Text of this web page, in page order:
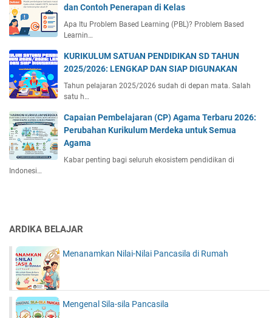
dan Contoh Penerapan di Kelas
Apa Itu Problem Based Learning (PBL)? Problem Based
Learnin…
KURIKULUM SATUAN PENDIDIKAN SD TAHUN
2025/2026: LENGKAP DAN SIAP DIGUNAKAN
Tahun pelajaran 2025/2026 sudah di depan mata. Salah
satu h…
Capaian Pembelajaran (CP) Agama Terbaru 2026:
Perubahan Kurikulum Merdeka untuk Semua
Agama
Kabar penting bagi seluruh ekosistem pendidikan di
Indonesi…
ARDIKA BELAJAR
Menanamkan Nilai-Nilai Pancasila di Rumah
Mengenal Sila-sila Pancasila